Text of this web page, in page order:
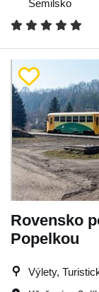
Semilsko
Rovensko
Popelkou
Výlety,